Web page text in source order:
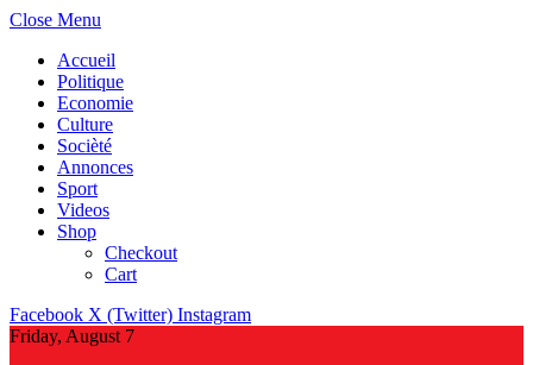
Close Menu
Accueil
Politique
Economie
Culture
Socièté
Annonces
Sport
Videos
Shop
Checkout
Cart
Facebook X (Twitter) Instagram
Friday, August 7